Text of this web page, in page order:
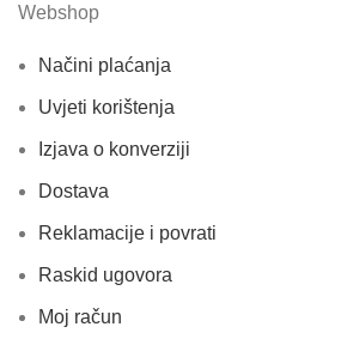
Webshop
Načini plaćanja
Uvjeti korištenja
Izjava o konverziji
Dostava
Reklamacije i povrati
Raskid ugovora
Moj račun